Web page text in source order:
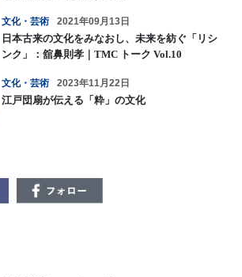
文化・芸術 2021年09月13日
日本古来の文化をみなおし、未来を紡ぐ「リシ
ンク」：舘鼻則孝｜TMC トーク Vol.10
文化・芸術 2023年11月22日
江戸団扇が伝える「粋」の文化